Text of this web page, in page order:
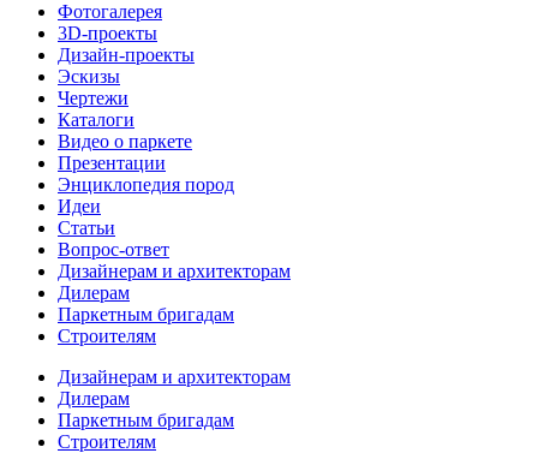
Фотогалерея
3D-проекты
Дизайн-проекты
Эскизы
Чертежи
Каталоги
Видео о паркете
Презентации
Энциклопедия пород
Идеи
Статьи
Вопрос-ответ
Дизайнерам и архитекторам
Дилерам
Паркетным бригадам
Строителям
Дизайнерам и архитекторам
Дилерам
Паркетным бригадам
Строителям